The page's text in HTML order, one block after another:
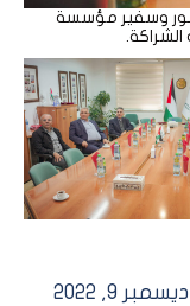
وسفير مؤسسة
ديسمبر 9, 2022